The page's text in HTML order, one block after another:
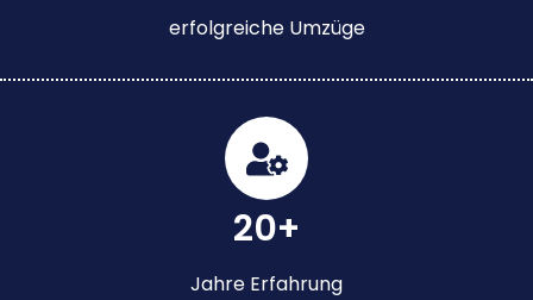
erfolgreiche Umzüge
20+
Jahre Erfahrung